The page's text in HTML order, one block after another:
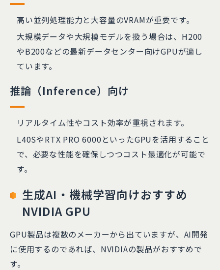
高い並列処理能力と大容量のVRAMが重要です。
大規模データや大規模モデルを扱う場合は、H200
やB200などの最新データセンター向けGPUが適し
ています。
推論（Inference）向け
リアルタイム性やコスト効率が重視されます。
L40SやRTX PRO 6000といったGPUを活用すること
で、必要な性能を確保しつつコスト最適化が可能で
す。
生成AI・機械学習向けおすすめ
NVIDIA GPU
GPU製品は複数のメーカーから出ていますが、AI開発
に使用するのであれば、NVIDIAの製品がおすすめで
す。